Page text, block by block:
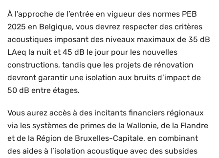
À l’approche de l’entrée en vigueur des normes PEB
2025 en Belgique, vous devrez respecter des critères
acoustiques imposant des niveaux maximaux de 35 dB
LAeq la nuit et 45 dB le jour pour les nouvelles
constructions, tandis que les projets de rénovation
devront garantir une isolation aux bruits d’impact de
50 dB entre étages.
Vous aurez accès à des incitants financiers régionaux
via les systèmes de primes de la Wallonie, de la Flandre
et de la Région de Bruxelles-Capitale, en combinant
des aides à l’isolation acoustique avec des subsides